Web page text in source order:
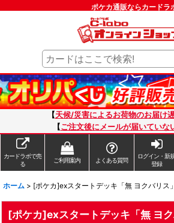
ポケカ通販ならカードラ
【天候/災害によるお荷物のお届け
【ご注文後にメールが届いていな
カードラボで売
る
ご利用案内 よくある質問
ログイン・新
登録
ホーム > [ポケカ]exスタートデッキ「無 ヨクバリス」
[ポケカ]exスタートデッキ「無 ヨク